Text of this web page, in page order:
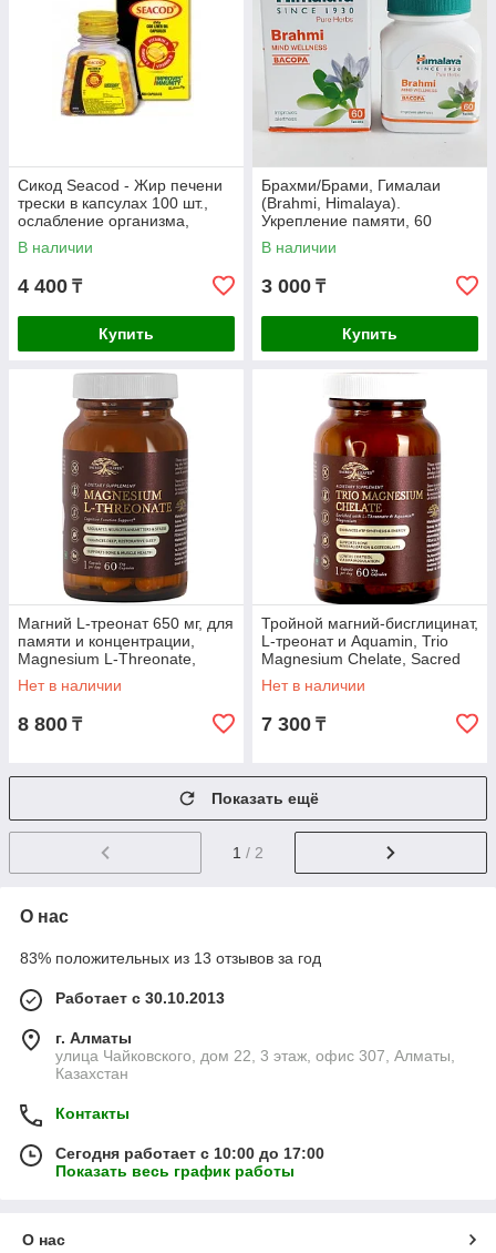
Сикод Seacod - Жир печени
трески в капсулах 100 шт.,
ослабление организма,
ухудшение памяти
В наличии
4 400 ₸
Купить
Брахми/Брами, Гималаи
(Brahmi, Himalaya).
Укрепление памяти, 60
таблеток
В наличии
3 000 ₸
Купить
Магний L-треонат 650 мг, для
памяти и концентрации,
Magnesium L-Threonate,
Sacred Leaves, 60 кап
Нет в наличии
8 800 ₸
Тройной магний-бисглицинат,
L-треонат и Aquamin, Trio
Magnesium Chelate, Sacred
Leaves, 60 кап
Нет в наличии
7 300 ₸
Показать ещё
1 / 2
О нас
83% положительных из 13 отзывов за год
Работает с 30.10.2013
г. Алматы
улица Чайковского, дом 22, 3 этаж, офис 307, Алматы,
Казахстан
Контакты
Сегодня работает с 10:00 до 17:00
Показать весь график работы
О нас